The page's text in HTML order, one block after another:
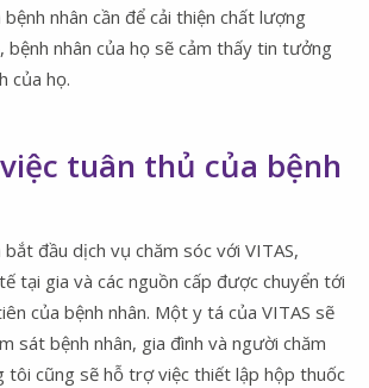
nhân cần để cải thiện chất lượng
bệnh nhân của họ sẽ cảm thấy tin tưởng
của họ.
tuân thủ của bệnh
bắt đầu dịch vụ chăm sóc với VITAS,
tại gia và các nguồn cấp được chuyển tới
của bệnh nhân. Một y tá của VITAS sẽ
sát bệnh nhân, gia đình và người chăm
tôi cũng sẽ hỗ trợ việc thiết lập hộp thuốc